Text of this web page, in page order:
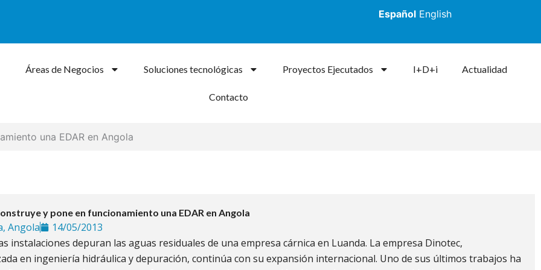
Español English
Áreas de Negocios Soluciones tecnológicas Proyectos Ejecutados I+D+i Actualidad
Contacto
una EDAR en Angola
y pone en funcionamiento una EDAR en Angola
Angola
14/05/2013
instalaciones depuran las aguas residuales de una empresa cárnica en Luanda. La empresa Dinotec,
en ingeniería hidráulica y depuración, continúa con su expansión internacional. Uno de sus últimos trabajos ha